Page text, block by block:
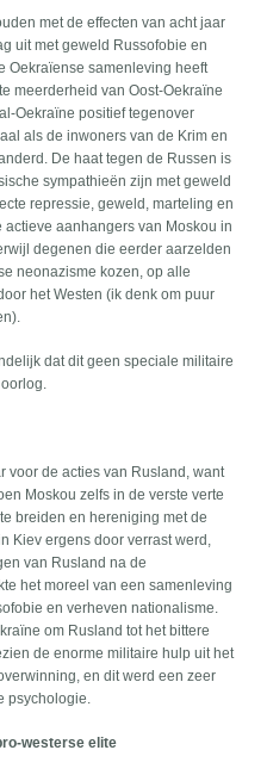
met de effecten van acht jaar
uit met geweld Russofobie en
Oekraïense samenleving heeft
meerderheid van Oost-Oekraïne
Oekraïne positief tegenover
als de inwoners van de Krim en
De haat tegen de Russen is
sympathieën zijn met geweld
repressie, geweld, marteling en
aanhangers van Moskou in
degenen die eerder aarzelden
neonazisme kozen, op alle
het Westen (ik denk om puur
dat dit geen speciale militaire
voor de acties van Rusland, want
Moskou zelfs in de verste verte
breiden en hereniging met de
Kiev ergens door verrast werd,
van Rusland na de
het moreel van een samenleving
en verheven nationalisme.
om Rusland tot het bittere
de enorme militaire hulp uit het
en dit werd een zeer
psychologie.
westerse elite